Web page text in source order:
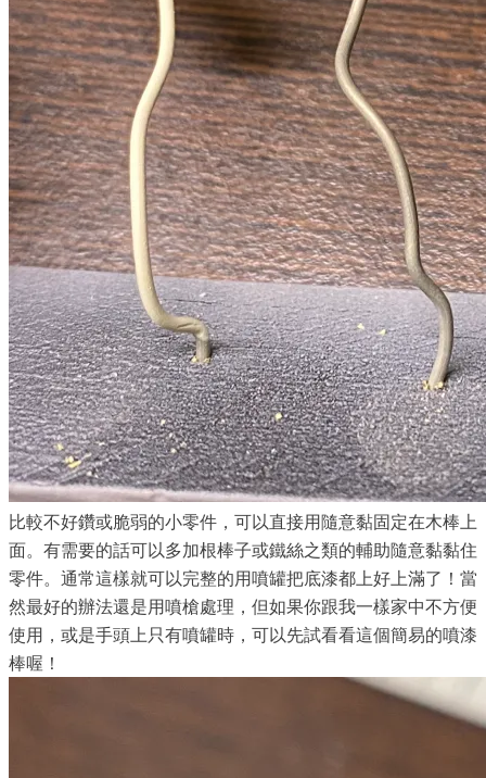
比較不好鑽或脆弱的小零件，可以直接用隨意黏固定在木棒上
面。有需要的話可以多加根棒子或鐵絲之類的輔助隨意黏黏住
零件。通常這樣就可以完整的用噴罐把底漆都上好上滿了！當
然最好的辦法還是用噴槍處理，但如果你跟我一樣家中不方便
使用，或是手頭上只有噴罐時，可以先試看看這個簡易的噴漆
棒喔！